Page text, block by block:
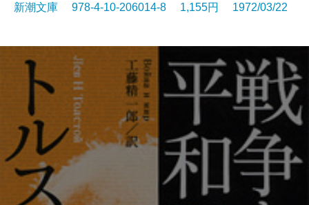
新潮文庫 978-4-10-206014-8 1,155円 1972/03/22